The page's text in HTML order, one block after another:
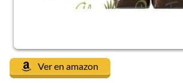
Ver en amazon